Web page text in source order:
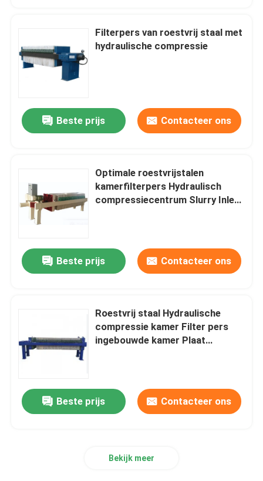
Videos
Over ons
Kwaliteitscontrole
Neem contact met ons op
Nieuws
Filterpers van roestvrij staal met
hydraulische compressie
Beste prijs Contacteer ons
Optimale roestvrijstalen
kamerfilterpers Hydraulisch
compressiecentrum Slurry Inlet
Beste prijs Contacteer ons
Roestvrij staal Hydraulische
compressie kamer Filter pers
ingebouwde kamer Plaat
Beste prijs Contacteer ons
Bekijk meer